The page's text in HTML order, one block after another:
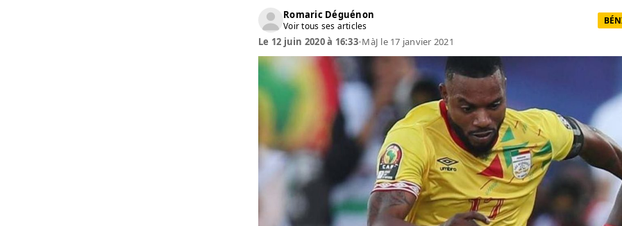
Romaric Déguénon
Voir tous ses articles
Le 12 juin 2020 à 16:33•MàJ le 17 janvier 2021